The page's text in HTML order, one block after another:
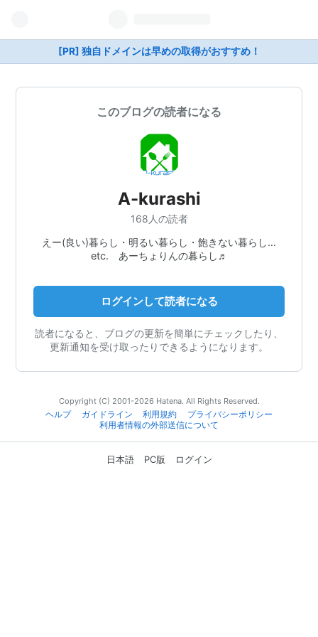
[PR] 独自ドメインは早めの取得がおすすめ！
このブログの読者になる
A-kurashi
168人の読者
えー(良い)暮らし・明るい暮らし・飽きない暮らし…
etc. あーちょりんの暮らし♬
ログインして読者になる
読者になると、ブログの更新を簡単にチェックしたり、
更新通知を受け取ったりできるようになります。
Copyright (C) 2001-2026 Hatena. All Rights Reserved.
ヘルプ
ガイドライン 利用規約
プライバシーポリシー
利用者情報の外部送信について
日本語 PC版 ログイン